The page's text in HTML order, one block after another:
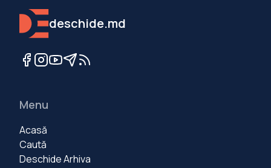
deschide.md
Menu
Acasă
Caută
Deschide Arhiva